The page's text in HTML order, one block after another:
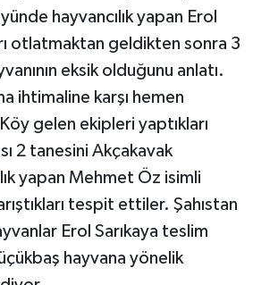
hayvancılık yapan Erol
otlatmaktan geldikten sonra 3
eksik olduğunu anlatı.
ihtimaline karşı hemen
gelen ekipleri yaptıkları
2 tanesini Akçakavak
yapan Mehmet Öz isimli
tespit ettiler. Şahıstan
Erol Sarıkaya teslim
hayvana yönelik